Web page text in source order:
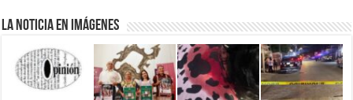
La Noticia en Imágenes